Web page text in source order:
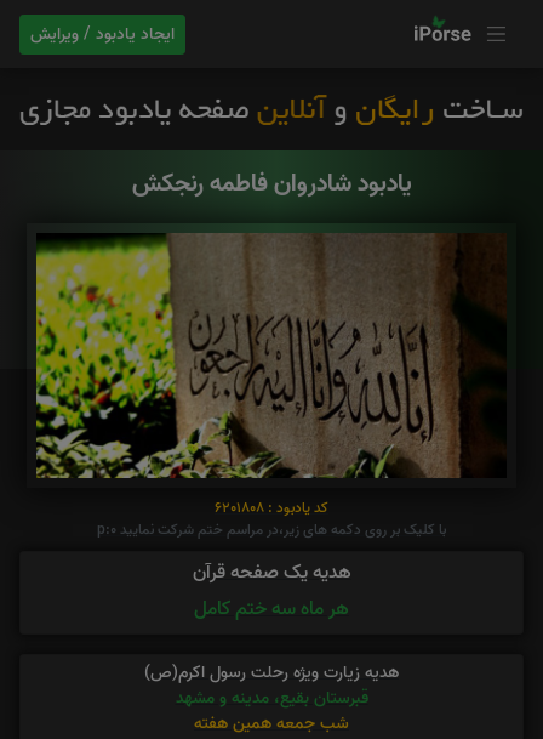
ایجاد یادبود / ویرایش
یادبود شادروان فاطمه رنجکش
کد یادبود : 6201808
با کلیک بر روی دکمه های زیر،در مراسم ختم شرکت نمایید p:0
هدیه یک صفحه قرآن
هر ماه سه ختم کامل
هدیه زیارت ویژه رحلت رسول اکرم(ص)
قبرستان بقیع، مدینه و مشهد
شب جمعه همین هفته